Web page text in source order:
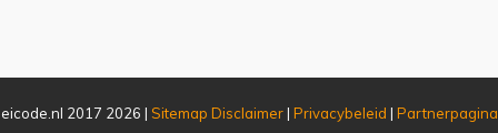
eicode.nl 2017 2026 | Sitemap Disclaimer| Privacybeleid | Partnerpagina